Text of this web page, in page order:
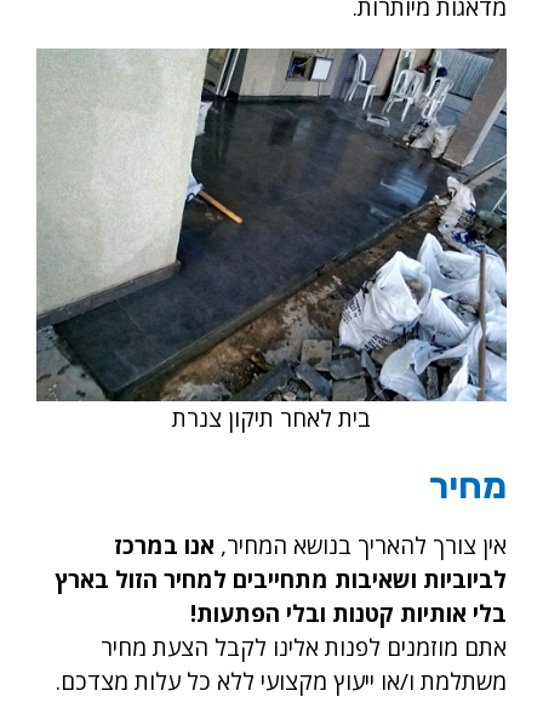
מדאגות מיותרות.
בית לאחר תיקון צנרת
מחיר
אין צורך להאריך בנושא המחיר, אנו במרכז
לביוביות ושאיבות מתחייבים למחיר הזול בארץ
בלי אותיות קטנות ובלי הפתעות!
אתם מוזמנים לפנות אלינו לקבל הצעת מחיר
משתלמת ו/או ייעוץ מקצועי ללא כל עלות מצדכם.